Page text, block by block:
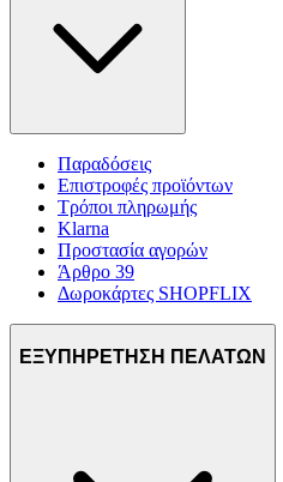
Παραδόσεις
Επιστροφές προϊόντων
Τρόποι πληρωμής
Klarna
Προστασία αγορών
Άρθρο 39
Δωροκάρτες SHOPFLIX
ΕΞΥΠΗΡΕΤΗΣΗ ΠΕΛΑΤΩΝ